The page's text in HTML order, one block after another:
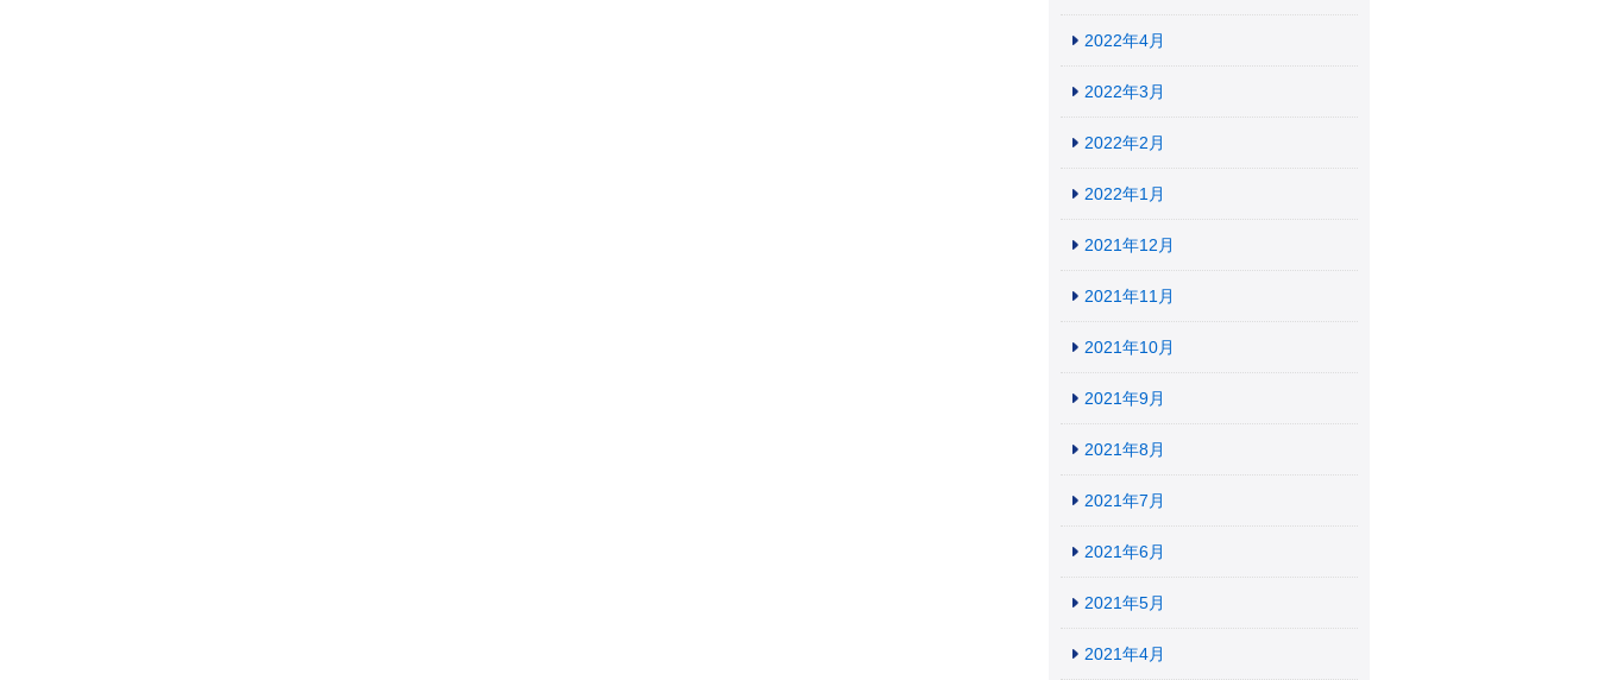
2022年4月
2022年3月
2022年2月
2022年1月
2021年12月
2021年11月
2021年10月
2021年9月
2021年8月
2021年7月
2021年6月
2021年5月
2021年4月